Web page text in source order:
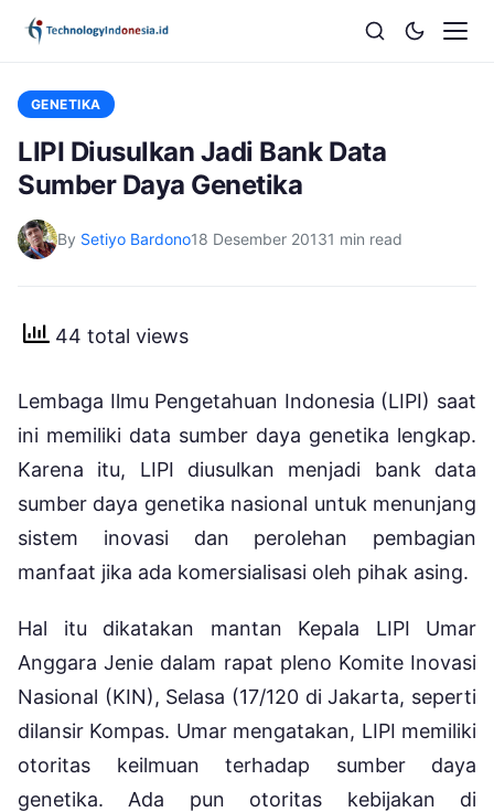
GENETIKA
LIPI Diusulkan Jadi Bank Data
Sumber Daya Genetika
By Setiyo Bardono18 Desember 20131 min read
44 total views
Lembaga Ilmu Pengetahuan Indonesia (LIPI) saat
ini memiliki data sumber daya genetika lengkap.
Karena itu, LIPI diusulkan menjadi bank data
sumber daya genetika nasional untuk menunjang
sistem inovasi dan perolehan pembagian
manfaat jika ada komersialisasi oleh pihak asing.
Hal itu dikatakan mantan Kepala LIPI Umar
Anggara Jenie dalam rapat pleno Komite Inovasi
Nasional (KIN), Selasa (17/120 di Jakarta, seperti
dilansir Kompas. Umar mengatakan, LIPI memiliki
otoritas keilmuan terhadap sumber daya
genetika. Ada pun otoritas kebijakan di